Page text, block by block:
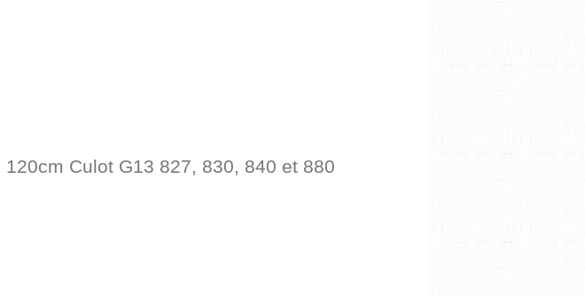
Culot G13 827, 830, 840 et 880